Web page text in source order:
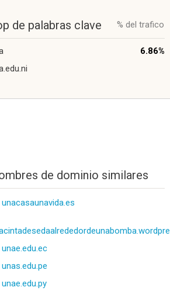
de palabras clave % del trafico
6.86%
de dominio similares
unacasaunavida.es
unae.edu.ec
unas.edu.pe
unae.edu.py